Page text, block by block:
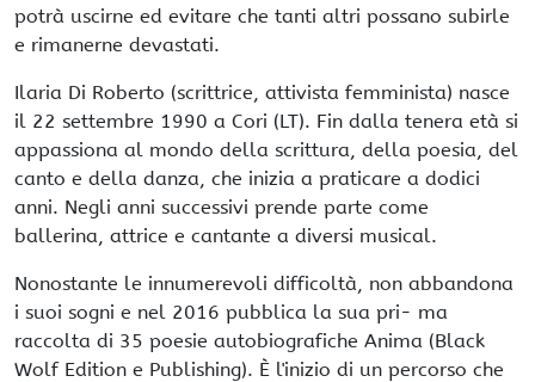
potrà uscirne ed evitare che tanti altri possano subirle
e rimanerne devastati.
Ilaria Di Roberto (scrittrice, attivista femminista) nasce
il 22 settembre 1990 a Cori (LT). Fin dalla tenera età si
appassiona al mondo della scrittura, della poesia, del
canto e della danza, che inizia a praticare a dodici
anni. Negli anni successivi prende parte come
ballerina, attrice e cantante a diversi musical.
Nonostante le innumerevoli difficoltà, non abbandona
i suoi sogni e nel 2016 pubblica la sua pri- ma
raccolta di 35 poesie autobiografiche Anima (Black
Wolf Edition e Publishing). È l'inizio di un percorso che